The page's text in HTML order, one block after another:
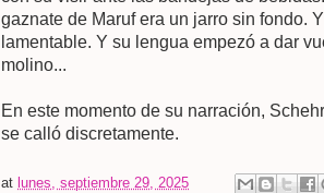
gaznate de Maruf era un jarro sin fondo.
lamentable. Y su lengua empezó a dar
molino...
En este momento de su narración,
se calló discretamente.
at lunes, septiembre 29, 2025